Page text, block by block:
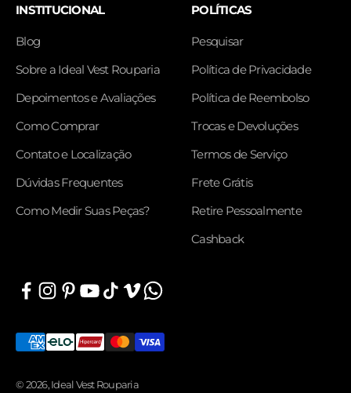
INSTITUCIONAL
Blog
Sobre a Ideal Vest Rouparia
Depoimentos e Avaliações
Como Comprar
Contato e Localização
Dúvidas Frequentes
Como Medir Suas Peças?
POLÍTICAS
Pesquisar
Política de Privacidade
Política de Reembolso
Trocas e Devoluções
Termos de Serviço
Frete Grátis
Retire Pessoalmente
Cashback
© 2026, Ideal Vest Rouparia